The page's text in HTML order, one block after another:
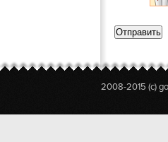
2008-2015 (c)